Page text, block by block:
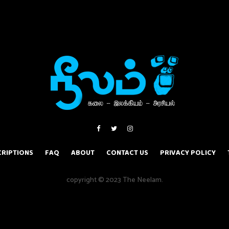
FAQ ABOUT CONTACT US PRIVACY POLICY
copyright © 2023 The Neelam.